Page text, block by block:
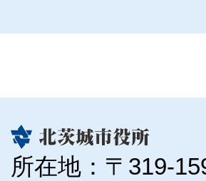
所在地：〒319-